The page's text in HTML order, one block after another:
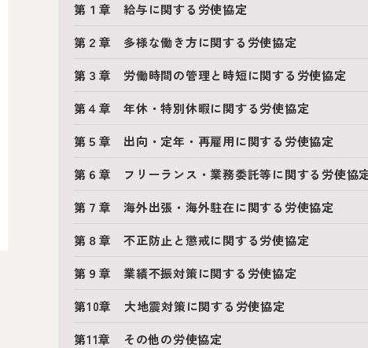
第１章 給与に関する労使協定
第２章 多様な働き方に関する労使協定
第３章 労働時間の管理と時短に関する労使協定
第４章 年休・特別休暇に関する労使協定
第５章 出向・定年・再雇用に関する労使協定
第６章 フリーランス・業務委託等に関する労使協
第７章 海外出張・海外駐在に関する労使協定
第８章 不正防止と懲戒に関する労使協定
第９章 業績不振対策に関する労使協定
第10章 大地震対策に関する労使協定
第11章 その他の労使協定